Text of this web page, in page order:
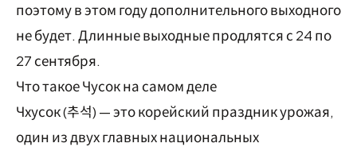
поэтому в этом году дополнительного выходного
не будет. Длинные выходные продлятся с 24 по
27 сентября.
Что такое Чусок на самом деле
Чхусок (추석) — это корейский праздник урожая,
один из двух главных национальных